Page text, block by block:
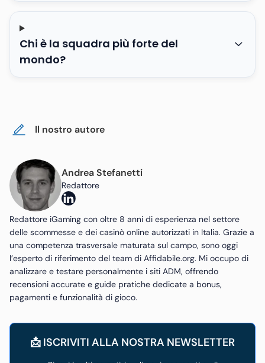
Chi è la squadra più forte del
mondo?
Il nostro autore
Andrea Stefanetti
Redattore
Redattore iGaming con oltre 8 anni di esperienza nel settore
delle scommesse e dei casinò online autorizzati in Italia. Grazie a
una competenza trasversale maturata sul campo, sono oggi
l’esperto di riferimento del team di Affidabile.org. Mi occupo di
analizzare e testare personalmente i siti ADM, offrendo
recensioni accurate e guide pratiche dedicate a bonus,
pagamenti e funzionalità di gioco.
📩 ISCRIVITI ALLA NOSTRA NEWSLETTER